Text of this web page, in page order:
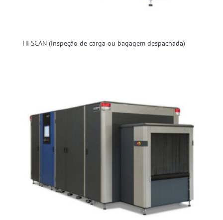
HI SCAN (inspeção de carga ou bagagem despachada)